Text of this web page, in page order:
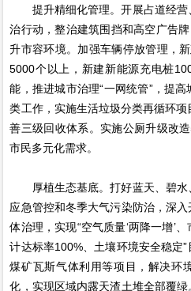
提升精细化管理。开展占道经营
治行动，整治建筑围挡和高空广告
升市容环境。加强车辆停放管理，
5000个以上，新建新能源充电桩
能，推进城市治理“一网统管”，提
类工作，实施生活垃圾分类再循环
善三级回收体系。实施公厕升级改
市民多元化需求。
厚植生态基底。打好蓝天、碧水
应急管控和冬季大气污染防治，深
体治理，实现“空气质量‘两降一增’
计达标率100%、土壤环境安全稳定”
煤矿瓦斯气体利用等项目，解决环
化，实现区域内露天渣土堆全部覆